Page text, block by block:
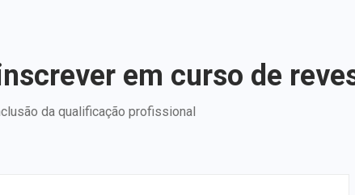
em curso de
da qualificação profissional